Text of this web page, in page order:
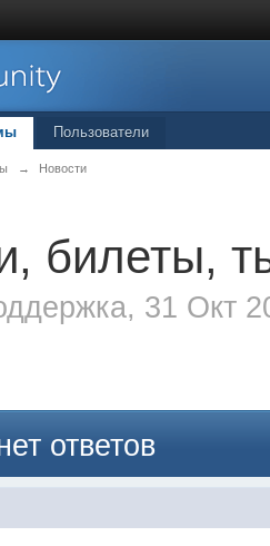
Пользователи
→ Новости
билеты,
, 31 Окт
ответов